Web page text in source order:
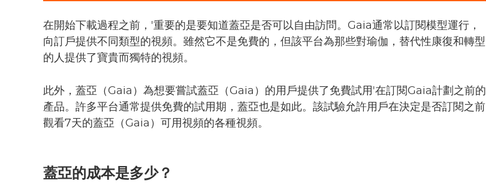
在開始下載過程之前，'重要的是要知道蓋亞是否可以自由訪問。Gaia通常以訂閱模型運行，
向訂戶提供不同類型的視頻。雖然它不是免費的，但該平台為那些對瑜伽，替代性康復和轉型
的人提供了寶貴而獨特的視頻。
此外，蓋亞（Gaia）為想要嘗試蓋亞（Gaia）的用戶提供了免費試用'在訂閱Gaia計劃之前的
產品。許多平台通常提供免費的試用期，蓋亞也是如此。該試驗允許用戶在決定是否訂閱之前
觀看7天的蓋亞（Gaia）可用視頻的各種視頻。
蓋亞的成本是多少？